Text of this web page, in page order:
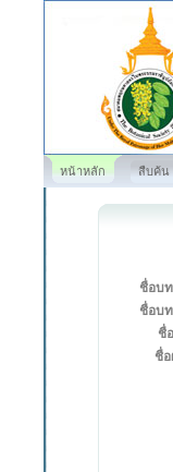
หน้าหลัก สืบค้น
ชื่อบ
ชื่อบ
ชื่
ชื่อ